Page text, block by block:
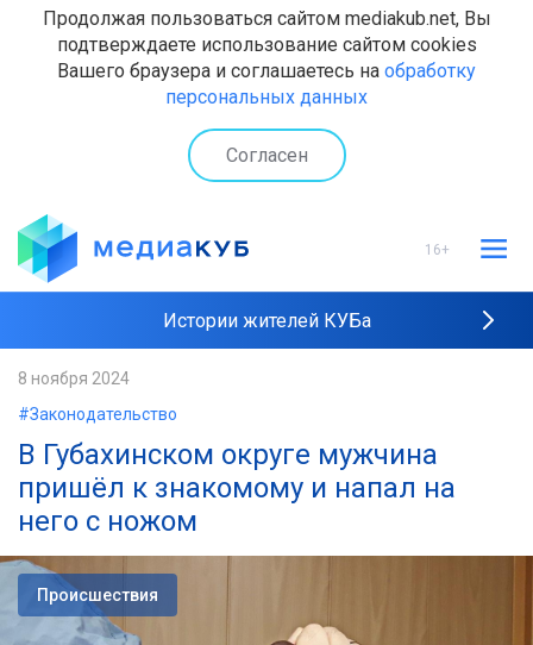
Продолжая пользоваться сайтом mediakub.net, Вы
подтверждаете использование сайтом cookies
Вашего браузера и соглашаетесь на обработку
персональных данных
Согласен
16+
Истории жителей КУБа
8 ноября 2024
#Законодательство
В Губахинском округе мужчина
пришёл к знакомому и напал на
него с ножом
Происшествия